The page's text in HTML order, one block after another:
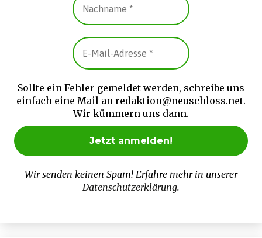
Sollte ein Fehler gemeldet werden, schreibe uns
einfach eine Mail an redaktion@neuschloss.net.
Wir kümmern uns dann.
Wir senden keinen Spam! Erfahre mehr in unserer
Datenschutzerklärung.